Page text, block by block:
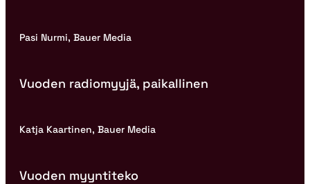
Pasi Nurmi, Bauer Media
Vuoden radiomyyjä, paikallinen
Katja Kaartinen, Bauer Media
Vuoden myyntiteko